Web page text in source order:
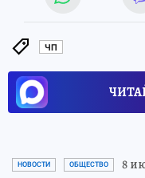
ЧП
НОВОСТИ ОБЩЕСТВО 8